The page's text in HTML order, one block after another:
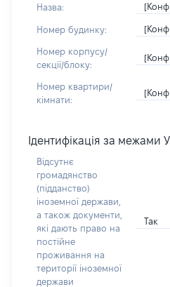
Назва:
Номер будинку:
Номер корпусу/
секції/блоку:
Номер квартири/
кімнати:
Ідентифікація за межами
Відсутнє
громадянство
(підданство)
іноземної держави,
а також документи,
які дають право на
постійне
проживання на
території іноземної
держави
Так